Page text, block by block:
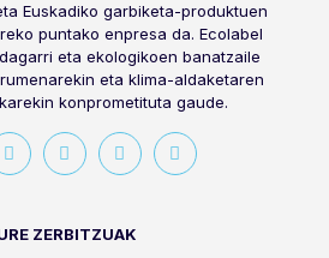
Euskadiko garbiketa-produktuen
puntako enpresa da. Ecolabel
eta ekologikoen banatzaile
eta klima-aldaketaren
konprometituta gaude.
ZERBITZUAK